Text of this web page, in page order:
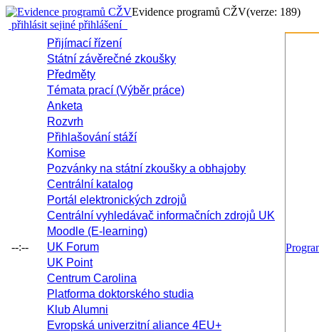
Evidence programů CŽV(verze: 189)
přihlásit sejiné přihlášení
--:--
Přijímací řízení
Státní závěrečné zkoušky
Předměty
Témata prací (Výběr práce)
Anketa
Rozvrh
Přihlašování stáží
Komise
Pozvánky na státní zkoušky a obhajoby
Centrální katalog
Portál elektronických zdrojů
Centrální vyhledávač informačních zdrojů UK
Moodle (E-learning)
UK Forum
UK Point
Centrum Carolina
Platforma doktorského studia
Klub Alumni
Evropská univerzitní aliance 4EU+